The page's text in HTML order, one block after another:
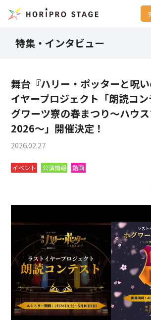
特集・インタビュー
舞台『ハリー・ポッターと呪
イヤープロジェクト「朗読コ
グワーツ寮の春まつり～ハウ
2026～」開催決定！
2026.02.27
イベント 公演情報 動画